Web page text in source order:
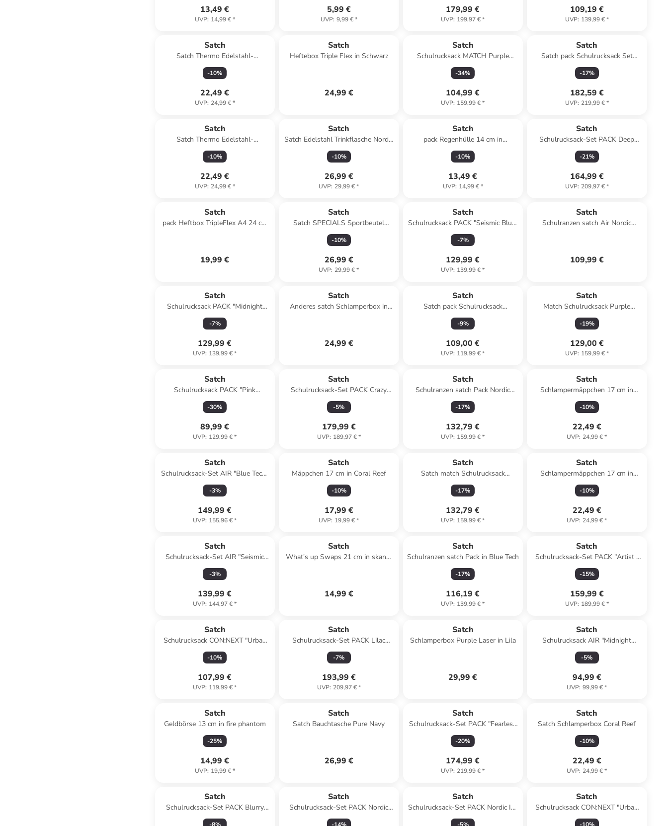
13,49 €
UVP: 14,99 €*
5,99 €
UVP: 9,99 €*
179,99 €
UVP: 199,97 €*
109,19 €
UVP: 139,99 €*
Satch
Satch Thermo Edelstahl-
Trinkflasche black steel
-10%
22,49 €
UVP: 24,99 €*
Satch
Heftebox Triple Flex in Schwarz
24,99 €
Satch
Schulrucksack MATCH Purple
Phantom in Schwarz
-34%
104,99 €
UVP: 159,99 €*
Satch
Satch pack Schulrucksack Set
Fearless Green
-17%
182,59 €
UVP: 219,99 €*
Satch
Satch Thermo Edelstahl-
Trinkflasche red steel
-10%
22,49 €
UVP: 24,99 €*
Satch
Satch Edelstahl Trinkflasche Nordic
Ice Blue
-10%
26,99 €
UVP: 29,99 €*
Satch
pack Regenhülle 14 cm in
regencape lila lila
-10%
13,49 €
UVP: 14,99 €*
Satch
Schulrucksack-Set PACK Deep
Petrol 3-teilig in Blau
-21%
164,99 €
UVP: 209,97 €*
Satch
pack Heftbox TripleFlex A4 24 cm
19,99 €
Satch
Satch SPECIALS Sportbeutel
Colourful Mind
-10%
26,99 €
UVP: 29,99 €*
Satch
Schulrucksack PACK "Seismic Blue"
in Blau
-7%
129,99 €
UVP: 139,99 €*
Satch
Schulranzen satch Air Nordic
109,99 €
Satch
Schulrucksack PACK "Midnight
Jungle" in Schwarz
-7%
129,99 €
UVP: 139,99 €*
Satch
Anderes satch Schlamperbox in
24,99 €
Satch
Satch pack Schulrucksack
troublemaker
-9%
109,00 €
UVP: 119,99 €*
Satch
Match Schulrucksack Purple
Phantom in schwarz
-19%
129,00 €
UVP: 159,99 €*
Satch
Schulrucksack PACK "Pink
Phantom" in Blau/Pink
-30%
89,99 €
UVP: 129,99 €*
Satch
Schulrucksack-Set PACK Crazy
Twist 3-teilig in Blau/Rosa/Grün
-5%
179,99 €
UVP: 189,97 €*
Satch
Schulranzen satch Pack Nordic
Edition in Nordic Blue
-17%
132,79 €
UVP: 159,99 €*
Satch
Schlampermäppchen 17 cm in
Nordic Grey
-10%
22,49 €
UVP: 24,99 €*
Satch
Schulrucksack-Set AIR "Blue Tech"
3-teilig in Blau
-3%
149,99 €
UVP: 155,96 €*
Satch
Mäppchen 17 cm in Coral Reef
-10%
17,99 €
UVP: 19,99 €*
Satch
Satch match Schulrucksack
Magnolia Dream
-17%
132,79 €
UVP: 159,99 €*
Satch
Schlampermäppchen 17 cm in
nordic black
-10%
22,49 €
UVP: 24,99 €*
Satch
Schulrucksack-Set AIR "Seismic
Pink" 3-tlg. in Pink
-3%
139,99 €
UVP: 144,97 €*
Satch
What's up Swaps 21 cm in skandi
14,99 €
Satch
Schulranzen satch Pack in Blue Tech
-17%
116,19 €
UVP: 139,99 €*
Satch
Schulrucksack-Set PACK "Artist "
2-tlg. in Schwarz
-15%
159,99 €
UVP: 189,99 €*
Satch
Schulrucksack CON:NEXT "Urban
Black" in Schwarz
-10%
107,99 €
UVP: 119,99 €*
Satch
Schulrucksack-Set PACK Lilac
Blossom 3-teilig in Lila
-7%
193,99 €
UVP: 209,97 €*
Satch
Schlamperbox Purple Laser in Lila
29,99 €
Satch
Schulrucksack AIR "Midnight
Jungle" in Schwarz
-5%
94,99 €
UVP: 99,99 €*
Satch
Geldbörse 13 cm in fire phantom
-25%
14,99 €
UVP: 19,99 €*
Satch
Satch Bauchtasche Pure Navy
26,99 €
Satch
Schulrucksack-Set PACK "Fearless
Green" 3-teilig in Grün
-20%
174,99 €
UVP: 219,99 €*
Satch
Satch Schlamperbox Coral Reef
-10%
22,49 €
UVP: 24,99 €*
Satch
Schulrucksack-Set PACK Blurry
Faces 4-teilig in Schwarz
Satch
Schulrucksack-Set PACK Nordic
Black 3-teilig in Schwarz
Satch
Schulrucksack-Set PACK Nordic Ice
Blue 2-teilig in Blau
Satch
Schulrucksack CON:NEXT "Urban
Rose Blue" in Blau